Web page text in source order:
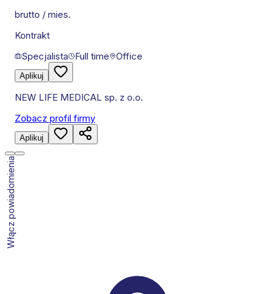
brutto / mies.
Kontrakt
Specjalista
Full time Office
Aplikuj
NEW LIFE MEDICAL sp. z o.o.
Zobacz profil firmy
Aplikuj
Włącz powiadomienia